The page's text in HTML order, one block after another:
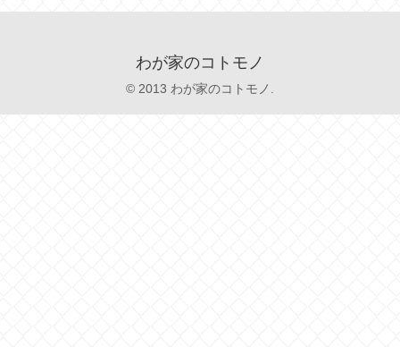
わが家のコトモノ
© 2013 わが家のコトモノ.